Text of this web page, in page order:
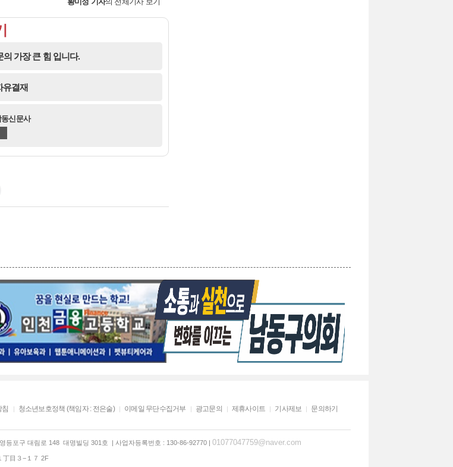
가장 큰 힘 입니다.
유결재
동신문사
청소년보호정책 (책임자 : 전은술) 이메일 무단수집거부 광고문의 제휴사이트 기사제보
문의하기
등포구 대림로 148 대명빌딩 301호 | 사업자등록번호 : 130-86-92770 | 01077047759@naver.com
丁目３−１７ 2F